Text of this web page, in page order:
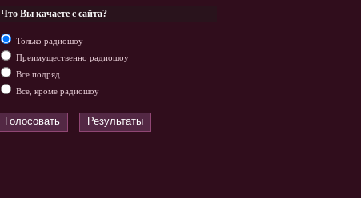
Что Вы качаете с сайта?
Только радиошоу
Преимущественно радиошоу
Все подряд
Все, кроме радиошоу
Голосовать Результаты